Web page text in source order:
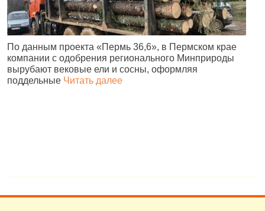
По данным проекта «Пермь 36,6», в Пермском крае
компании с одобрения регионального Минприроды
вырубают вековые ели и сосны, оформляя
поддельные Читать далее